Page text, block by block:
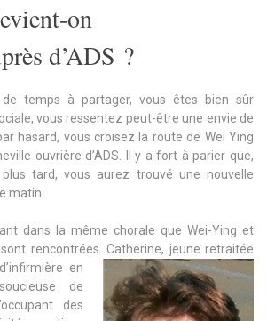
on
d’ADS ?
temps à partager, vous êtes bien sûr
vous ressentez peut-être une envie de
hasard, vous croisez la route de Wei Ying
ouvrière d’ADS. Il y a fort à parier que,
tard, vous aurez trouvé une nouvelle
matin.
dans la même chorale que Wei-Ying et
rencontrées.Catherine, jeune retraitée
en
de
des